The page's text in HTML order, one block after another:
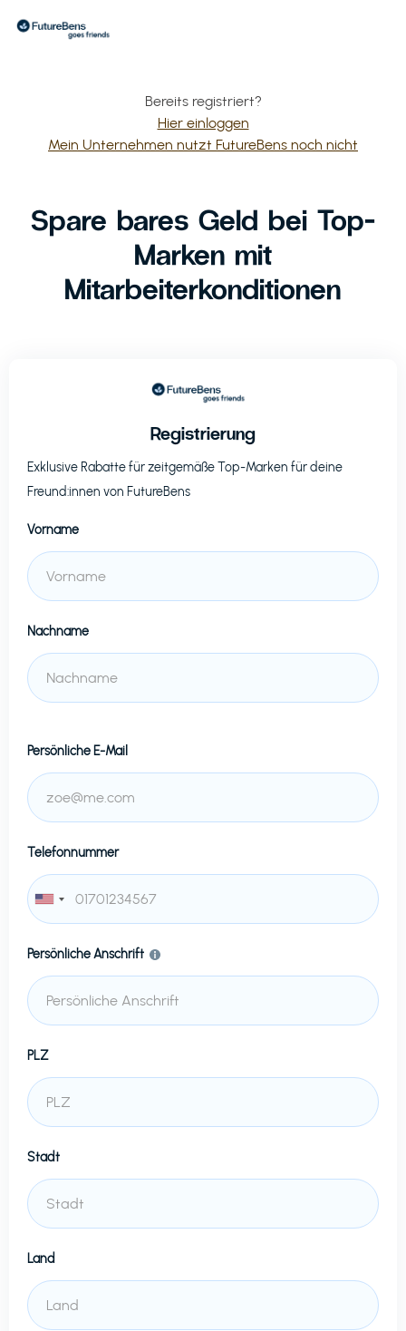
Bereits registriert?
Hier einloggen
Mein Unternehmen nutzt FutureBens noch nicht
Spare bares Geld bei Top-
Marken mit
Mitarbeiterkonditionen
Registrierung
Exklusive Rabatte für zeitgemäße Top-Marken für deine
Freund:innen von FutureBens
Vorname
Nachname
Persönliche E-Mail
Telefonnummer
Persönliche Anschrift
PLZ
Stadt
Land